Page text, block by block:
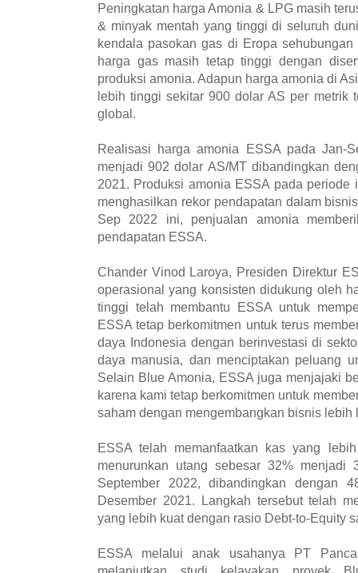
Peningkatan harga Amonia & LPG masih
& minyak mentah yang tinggi di seluruh
kendala pasokan gas di Eropa
harga gas masih tetap tinggi dengan
produksi amonia. Adapun harga amonia di
lebih tinggi sekitar 900 dolar AS per metrik
global.
Realisasi harga amonia ESSA pada Jan-
menjadi 902 dolar AS/MT dibandingkan
2021. Produksi amonia ESSA pada
menghasilkan rekor pendapatan dalam
Sep 2022 ini, penjualan amonia
pendapatan ESSA.
Chander Vinod Laroya, Presiden Direktur
operasional yang konsisten didukung oleh
tinggi telah membantu ESSA untuk
ESSA tetap berkomitmen untuk terus
daya Indonesia dengan berinvestasi di
daya manusia, dan menciptakan peluang
Selain Blue Amonia, ESSA juga menjajaki
karena kami tetap berkomitmen untuk
saham dengan mengembangkan bisnis lebih
ESSA telah memanfaatkan kas yang
menurunkan utang sebesar 32%
September 2022, dibandingkan dengan
Desember 2021. Langkah tersebut telah
yang lebih kuat dengan rasio Debt-to-Equity
ESSA melalui anak usahanya PT